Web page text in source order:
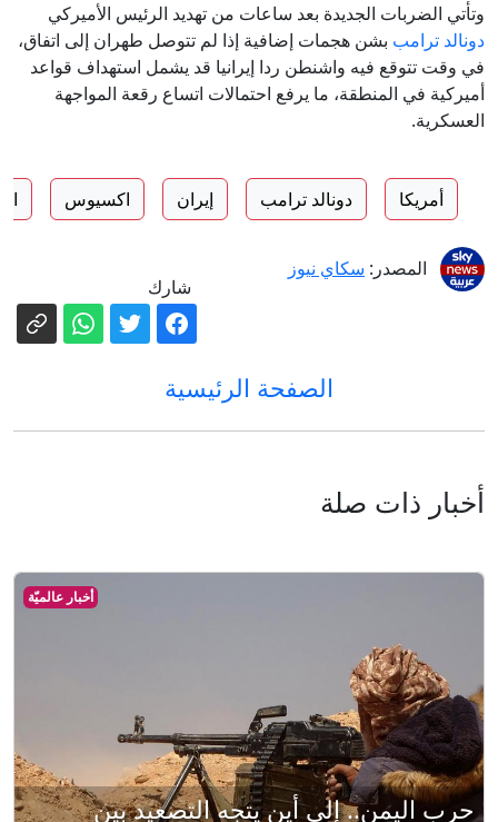
وتأتي الضربات الجديدة بعد ساعات من تهديد الرئيس الأميركي
دونالد ترامب بشن هجمات إضافية إذا لم تتوصل طهران إلى اتفاق،
في وقت تتوقع فيه واشنطن ردا إيرانيا قد يشمل استهداف قواعد
أميركية في المنطقة، ما يرفع احتمالات اتساع رقعة المواجهة
العسكرية.
أمريكا دونالد ترامب إيران اكسيوس
المصدر: سكاي نيوز
شارك
الصفحة الرئيسية
أخبار ذات صلة
أخبار عالميّة
حرب اليمن.. إلى أين يتجه التصعيد بين